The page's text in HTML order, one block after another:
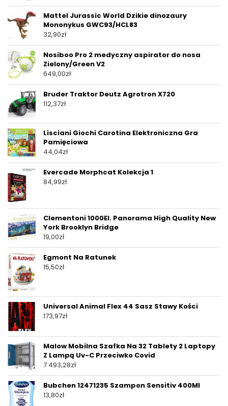
Mattel Jurassic World Dzikie dinozaury
Mononykus GWC93/HCL83
32,90zł
Nosiboo Pro 2 medyczny aspirator do nosa
Zielony/Green V2
649,00zł
Bruder Traktor Deutz Agrotron X720
112,37zł
Lisciani Giochi Carotina Elektroniczna Gra
Pamięciowa
44,04zł
Evercade Morphcat Kolekcja 1
84,99zł
Clementoni 1000El. Panorama High Quality New
York Brooklyn Bridge
19,00zł
Egmont Na Ratunek
15,50zł
Universal Animal Flex 44 Sasz Stawy Kości
173,97zł
Malow Mobilna Szafka Na 32 Tablety 2 Laptopy
Z Lampą Uv-C Przeciwko Covid
7 493,28zł
Bubchen 12471235 Szampon Sensitiv 400Ml
13,80zł